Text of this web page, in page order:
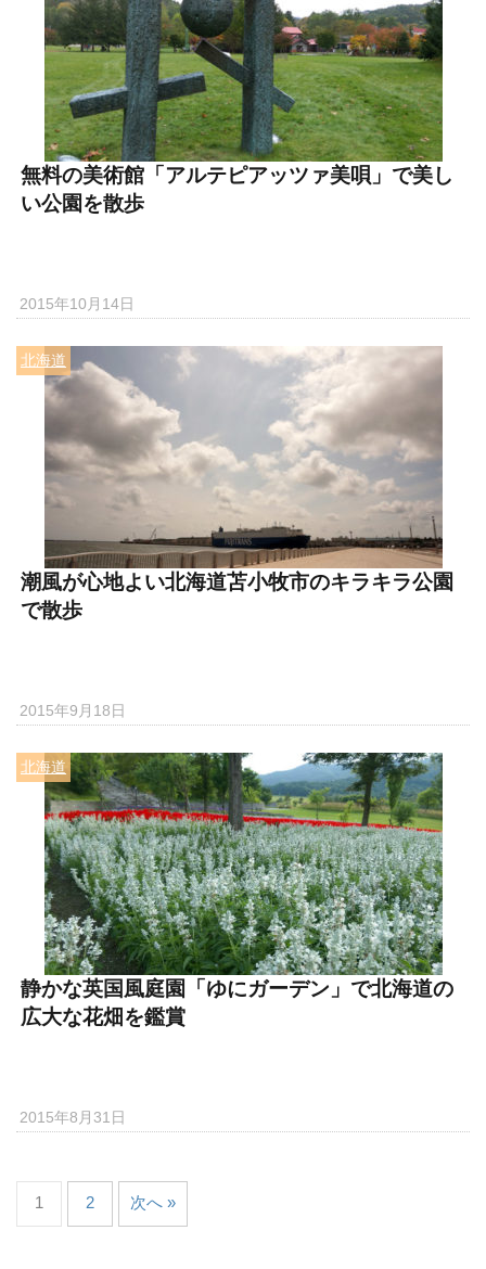
無料の美術館「アルテピアッツァ美唄」で美し
い公園を散歩
2015年10月14日
北海道
潮風が心地よい北海道苫小牧市のキラキラ公園
で散歩
2015年9月18日
北海道
静かな英国風庭園「ゆにガーデン」で北海道の
広大な花畑を鑑賞
2015年8月31日
1 2 次へ »